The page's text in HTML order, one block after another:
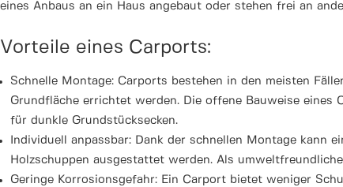
eines Anbaus an ein Haus angebaut oder stehen frei an
Vorteile eines Carports:
Schnelle Montage: Carports bestehen in den meisten
Grundfläche errichtet werden. Die offene Bauweise
für dunkle Grundstücksecken.
Individuell anpassbar: Dank der schnellen Montage kann
Holzschuppen ausgestattet werden. Als
Geringe Korrosionsgefahr: Ein Carport bietet weniger